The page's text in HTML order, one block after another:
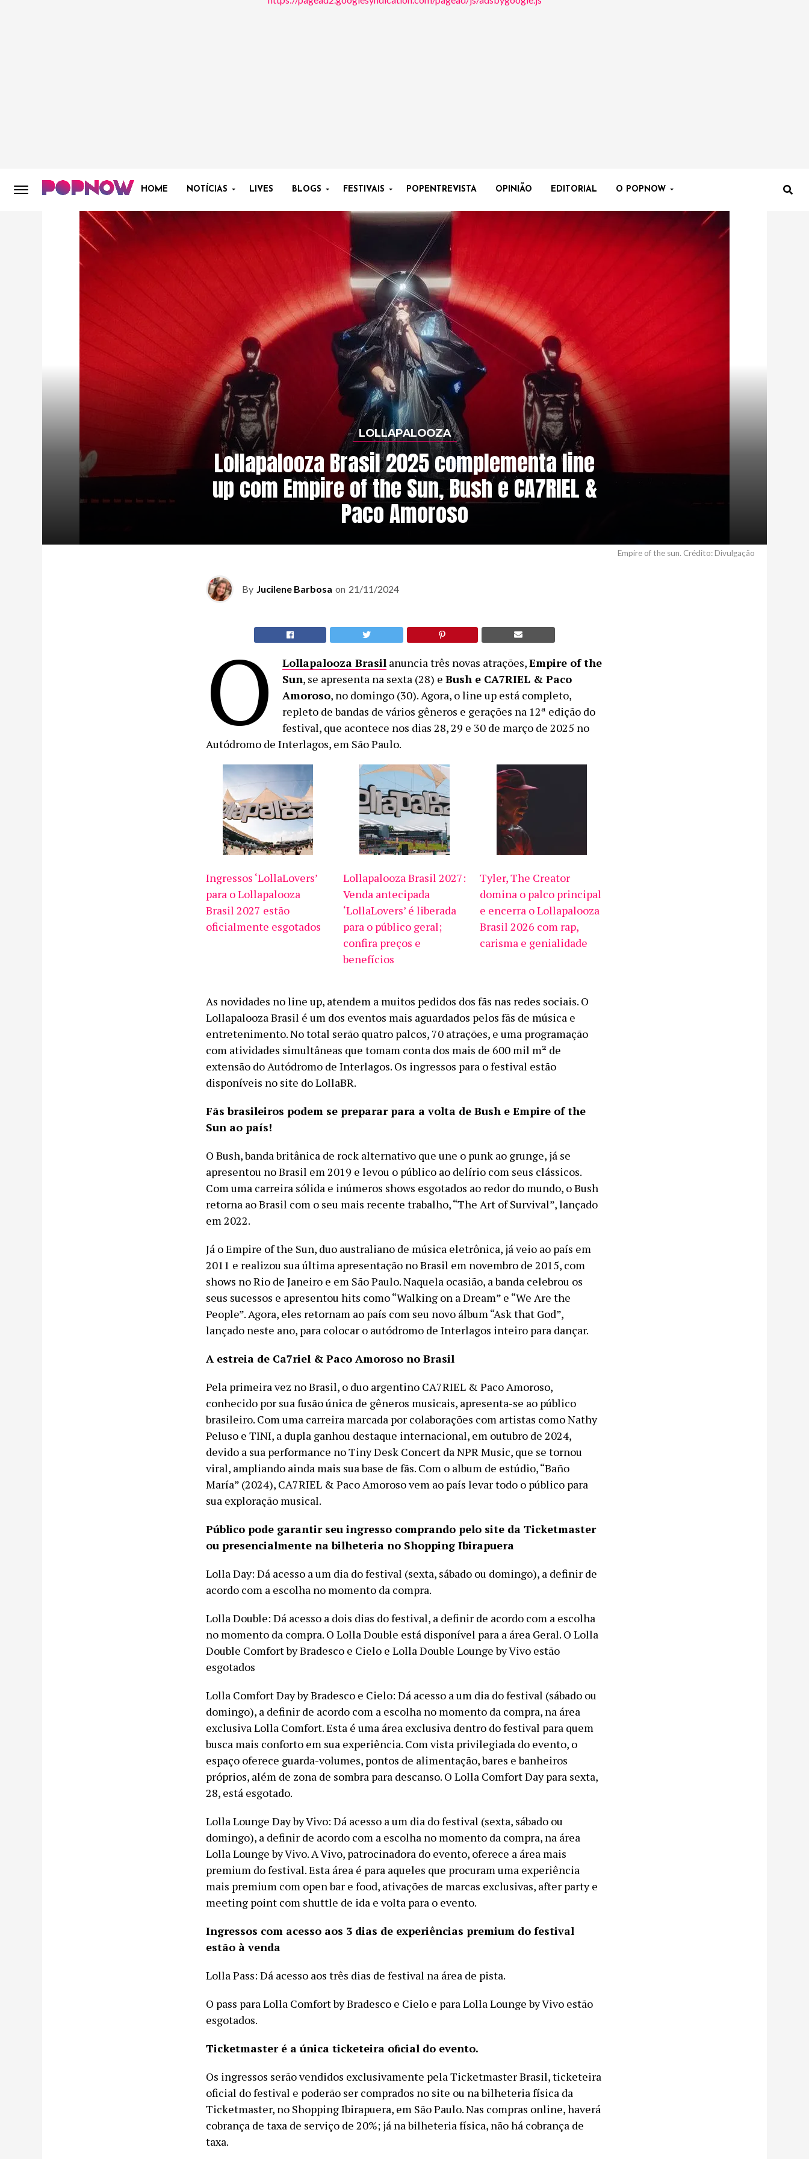
HOME NOTÍCIAS LIVES BLOGS FESTIVAIS POPENTREVISTA OPINIÃO EDITORIAL O POPNOW
LOLLAPALOOZA
Lollapalooza Brasil 2025 complementa line
up com Empire of the Sun, Bush e CA7RIEL &
Paco Amoroso
Empire of the sun. Crédito: Divulgação
By Jucilene Barbosa on 21/11/2024
O Lollapalooza Brasil anuncia três novas atrações,Empire of the
Sun, se apresenta na sexta (28) eBush e CA7RIEL & Paco
Amoroso, no domingo (30). Agora, o line up está completo,
repleto de bandas de vários gêneros e gerações na 12ª edição do
festival, que acontece nos dias 28, 29 e 30 de março de 2025 no
Autódromo de Interlagos, em São Paulo.
Ingressos ‘LollaLovers’
para o Lollapalooza
Brasil 2027 estão
oficialmente esgotados
Lollapalooza Brasil 2027:
Venda antecipada
‘LollaLovers’ é liberada
para o público geral;
confira preços e
benefícios
Tyler, The Creator
domina o palco principal
e encerra o Lollapalooza
Brasil 2026 com rap,
carisma e genialidade
As novidades no line up, atendem a muitos pedidos dos fãs nas redes sociais. O
Lollapalooza Brasil é um dos eventos mais aguardados pelos fãs de música e
entretenimento. No total serão quatro palcos, 70 atrações, e uma programação
com atividades simultâneas que tomam conta dos mais de 600 mil m² de
extensão do Autódromo de Interlagos. Os ingressos para o festival estão
disponíveis no site do LollaBR.
Fãs brasileiros podem se preparar para a volta de Bush e Empire of the
Sun ao país!
O Bush, banda britânica de rock alternativo que une o punk ao grunge, já se
apresentou no Brasil em 2019 e levou o público ao delírio com seus clássicos.
Com uma carreira sólida e inúmeros shows esgotados ao redor do mundo, o Bush
retorna ao Brasil com o seu mais recente trabalho, “The Art of Survival”, lançado
em 2022.
Já o Empire of the Sun, duo australiano de música eletrônica, já veio ao país em
2011 e realizou sua última apresentação no Brasil em novembro de 2015, com
shows no Rio de Janeiro e em São Paulo. Naquela ocasião, a banda celebrou os
seus sucessos e apresentou hits como “Walking on a Dream” e “We Are the
People”. Agora, eles retornam ao país com seu novo álbum “Ask that God”,
lançado neste ano, para colocar o autódromo de Interlagos inteiro para dançar.
A estreia de Ca7riel & Paco Amoroso no Brasil
Pela primeira vez no Brasil, o duo argentino CA7RIEL & Paco Amoroso,
conhecido por sua fusão única de gêneros musicais, apresenta-se ao público
brasileiro. Com uma carreira marcada por colaborações com artistas como Nathy
Peluso e TINI, a dupla ganhou destaque internacional, em outubro de 2024,
devido a sua performance no Tiny Desk Concert da NPR Music, que se tornou
viral, ampliando ainda mais sua base de fãs. Com o album de estúdio, “Baño
María” (2024), CA7RIEL & Paco Amoroso vem ao país levar todo o público para
sua exploração musical.
Público pode garantir seu ingresso comprando pelo site da Ticketmaster
ou presencialmente na bilheteria no Shopping Ibirapuera
Lolla Day: Dá acesso a um dia do festival (sexta, sábado ou domingo), a definir de
acordo com a escolha no momento da compra.
Lolla Double: Dá acesso a dois dias do festival, a definir de acordo com a escolha
no momento da compra. O Lolla Double está disponível para a área Geral. O Lolla
Double Comfort by Bradesco e Cielo e Lolla Double Lounge by Vivo estão
esgotados
Lolla Comfort Day by Bradesco e Cielo: Dá acesso a um dia do festival (sábado ou
domingo), a definir de acordo com a escolha no momento da compra, na área
exclusiva Lolla Comfort. Esta é uma área exclusiva dentro do festival para quem
busca mais conforto em sua experiência. Com vista privilegiada do evento, o
espaço oferece guarda-volumes, pontos de alimentação, bares e banheiros
próprios, além de zona de sombra para descanso. O Lolla Comfort Day para sexta,
28, está esgotado.
Lolla Lounge Day by Vivo: Dá acesso a um dia do festival (sexta, sábado ou
domingo), a definir de acordo com a escolha no momento da compra, na área
Lolla Lounge by Vivo. A Vivo, patrocinadora do evento, oferece a área mais
premium do festival. Esta área é para aqueles que procuram uma experiência
mais premium com open bar e food, ativações de marcas exclusivas, after party e
meeting point com shuttle de ida e volta para o evento.
Ingressos com acesso aos 3 dias de experiências premium do festival
estão à venda
Lolla Pass: Dá acesso aos três dias de festival na área de pista.
O pass para Lolla Comfort by Bradesco e Cielo e para Lolla Lounge by Vivo estão
esgotados.
Ticketmaster é a única ticketeira oﬁcial do evento.
Os ingressos serão vendidos exclusivamente pela Ticketmaster Brasil, ticketeira
oficial do festival e poderão ser comprados no site ou na bilheteria física da
Ticketmaster, no Shopping Ibirapuera, em São Paulo. Nas compras online, haverá
cobrança de taxa de serviço de 20%; já na bilheteria física, não há cobrança de
taxa.